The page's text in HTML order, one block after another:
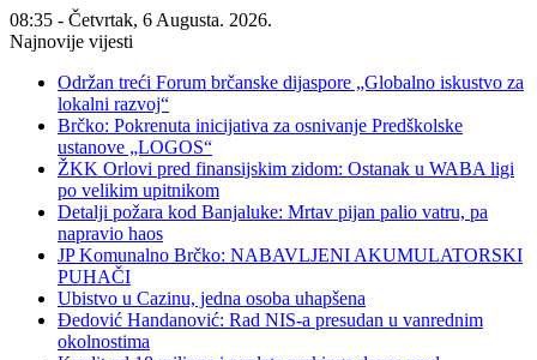
08:35 - Četvrtak, 6 Augusta. 2026.
Najnovije vijesti
Održan treći Forum brčanske dijaspore „Globalno iskustvo za
lokalni razvoj“
Brčko: Pokrenuta inicijativa za osnivanje Predškolske
ustanove „LOGOS“
ŽKK Orlovi pred finansijskim zidom: Ostanak u WABA ligi
po velikim upitnikom
Detalji požara kod Banjaluke: Mrtav pijan palio vatru, pa
napravio haos
JP Komunalno Brčko: NABAVLJENI AKUMULATORSKI
PUHAČI
Ubistvo u Cazinu, jedna osoba uhapšena
Đedović Handanović: Rad NIS-a presudan u vanrednim
okolnostima